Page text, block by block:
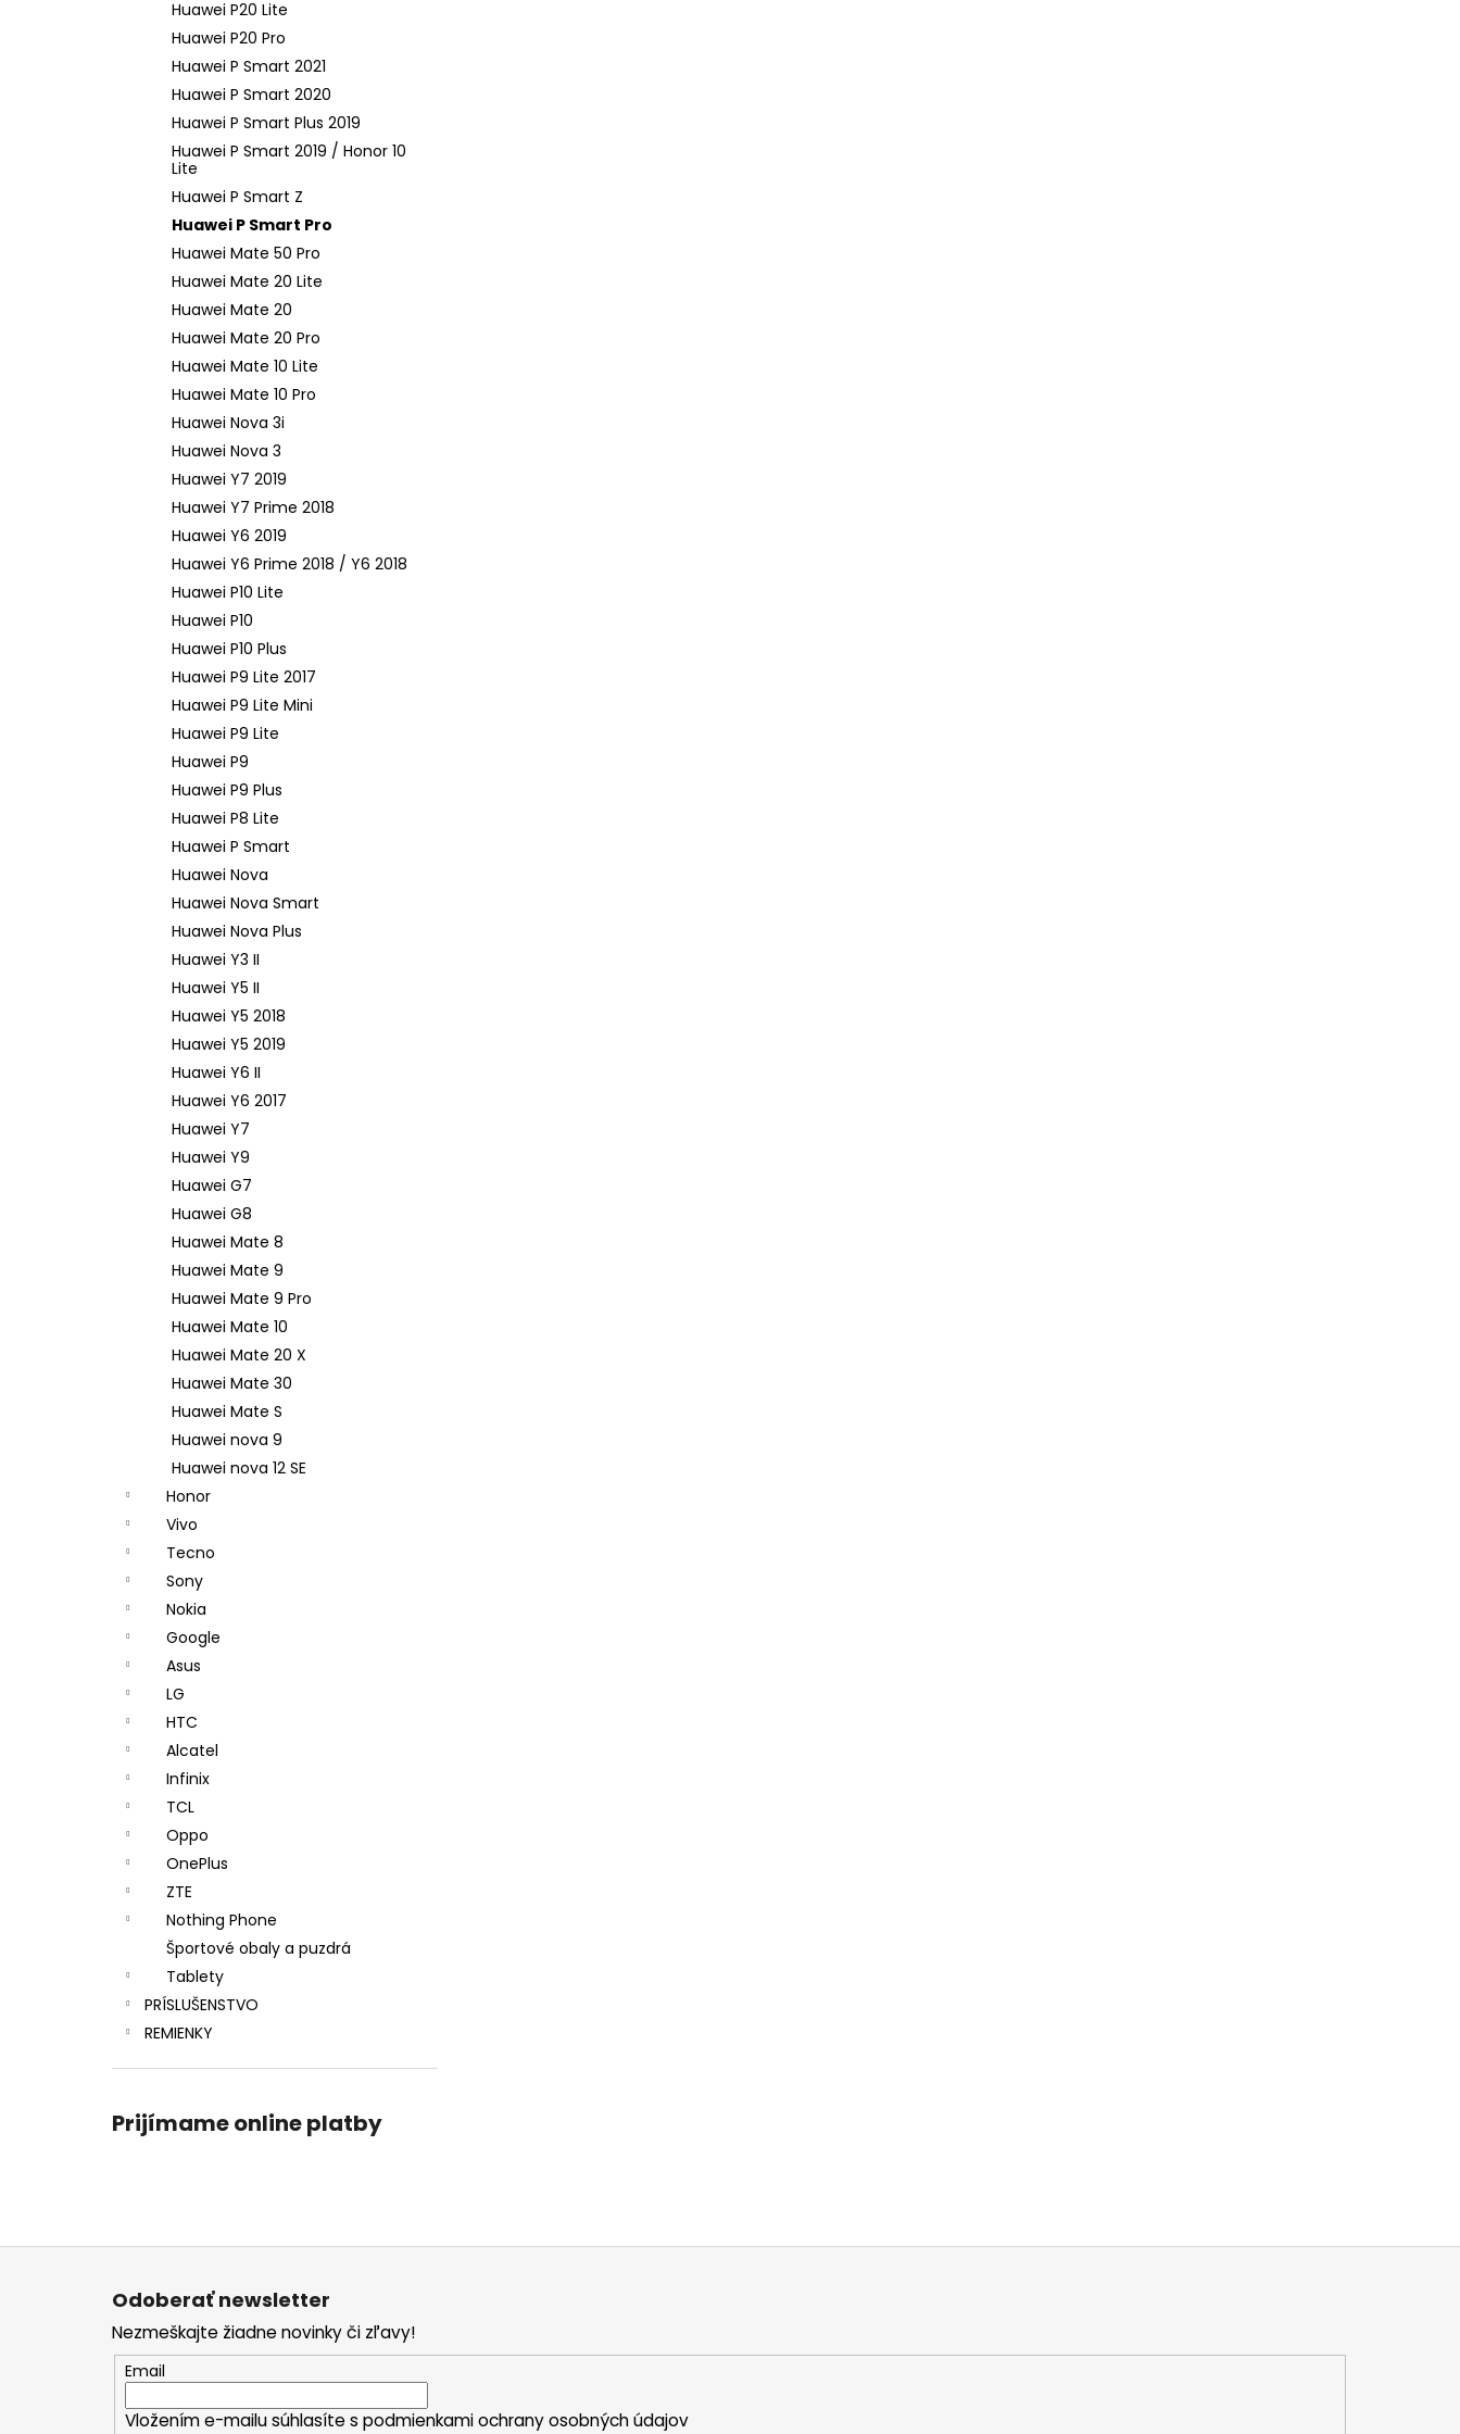
Huawei P20 Lite
Huawei P20 Pro
Huawei P Smart 2021
Huawei P Smart 2020
Huawei P Smart Plus 2019
Huawei P Smart 2019 / Honor 10
Lite
Huawei P Smart Z
Huawei P Smart Pro
Huawei Mate 50 Pro
Huawei Mate 20 Lite
Huawei Mate 20
Huawei Mate 20 Pro
Huawei Mate 10 Lite
Huawei Mate 10 Pro
Huawei Nova 3i
Huawei Nova 3
Huawei Y7 2019
Huawei Y7 Prime 2018
Huawei Y6 2019
Huawei Y6 Prime 2018 / Y6 2018
Huawei P10 Lite
Huawei P10
Huawei P10 Plus
Huawei P9 Lite 2017
Huawei P9 Lite Mini
Huawei P9 Lite
Huawei P9
Huawei P9 Plus
Huawei P8 Lite
Huawei P Smart
Huawei Nova
Huawei Nova Smart
Huawei Nova Plus
Huawei Y3 II
Huawei Y5 II
Huawei Y5 2018
Huawei Y5 2019
Huawei Y6 II
Huawei Y6 2017
Huawei Y7
Huawei Y9
Huawei G7
Huawei G8
Huawei Mate 8
Huawei Mate 9
Huawei Mate 9 Pro
Huawei Mate 10
Huawei Mate 20 X
Huawei Mate 30
Huawei Mate S
Huawei nova 9
Huawei nova 12 SE
Honor
Vivo
Tecno
Sony
Nokia
Google
Asus
LG
HTC
Alcatel
Infinix
TCL
Oppo
OnePlus
ZTE
Nothing Phone
Športové obaly a puzdrá
Tablety
PRÍSLUŠENSTVO
REMIENKY
Prijímame online platby
Z
Odoberať newsletter
Nezmeškajte žiadne novinky či zľavy!
Email
Vložením e-mailu súhlasíte s podmienkami ochrany osobných údajov